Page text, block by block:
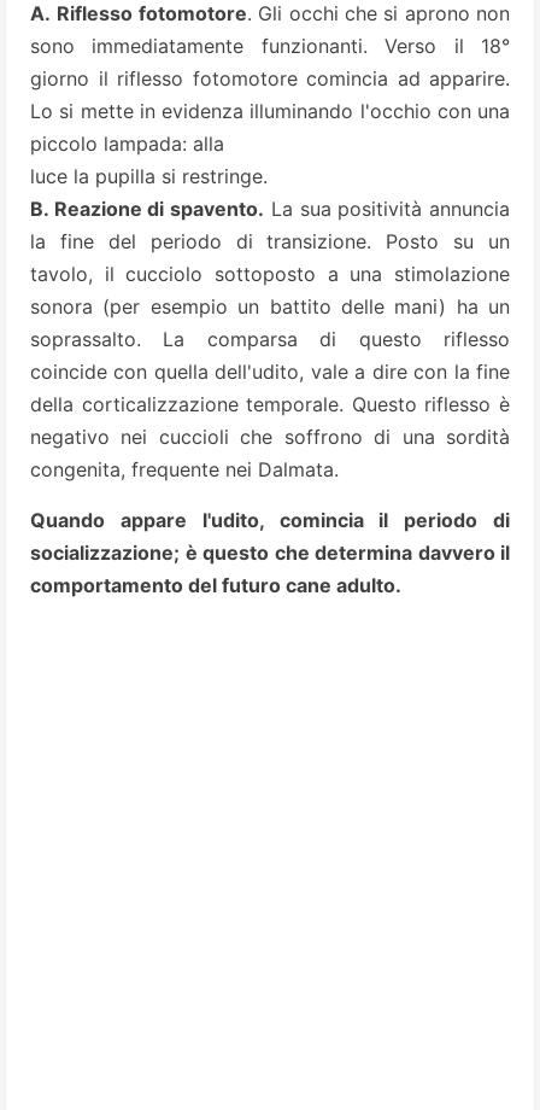
A. Riflesso fotomotore. Gli occhi che si aprono non
sono immediatamente funzionanti. Verso il 18°
giorno il riflesso fotomotore comincia ad apparire.
Lo si mette in evidenza illuminando l'occhio con una
piccolo lampada: alla
luce la pupilla si restringe.
B. Reazione di spavento. La sua positività annuncia
la fine del periodo di transizione. Posto su un
tavolo, il cucciolo sottoposto a una stimolazione
sonora (per esempio un battito delle mani) ha un
soprassalto. La comparsa di questo riflesso
coincide con quella dell'udito, vale a dire con la fine
della corticalizzazione temporale. Questo riflesso è
negativo nei cuccioli che soffrono di una sordità
congenita, frequente nei Dalmata.
Quando appare l'udito, comincia il periodo di
socializzazione; è questo che determina davvero il
comportamento del futuro cane adulto.